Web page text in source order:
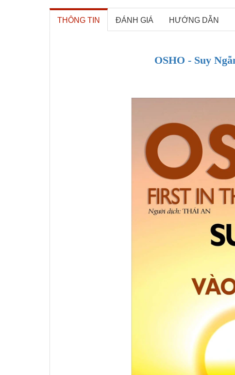
THÔNG TIN ĐÁNH GIÁ HƯỚNG DẪN
OSHO - Suy